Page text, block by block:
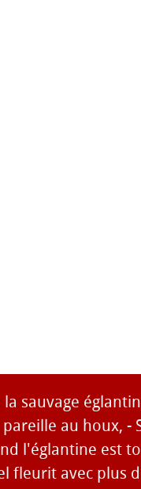
sauvage
au houx, -
l'églantine est
fleurit avec plus